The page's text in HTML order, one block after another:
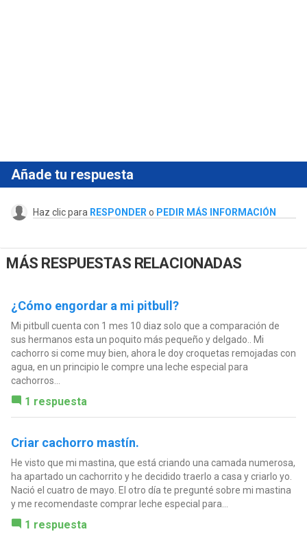
Añade tu respuesta
Haz clic para RESPONDER o PEDIR MÁS INFORMACIÓN
MÁS RESPUESTAS RELACIONADAS
¿Cómo engordar a mi pitbull?
Mi pitbull cuenta con 1 mes 10 diaz solo que a comparación de
sus hermanos esta un poquito más pequeño y delgado.. Mi
cachorro si come muy bien, ahora le doy croquetas remojadas con
agua, en un principio le compre una leche especial para
cachorros...
1 respuesta
Criar cachorro mastín.
He visto que mi mastina, que está criando una camada numerosa,
ha apartado un cachorrito y he decidido traerlo a casa y criarlo yo.
Nació el cuatro de mayo. El otro día te pregunté sobre mi mastina
y me recomendaste comprar leche especial para...
1 respuesta